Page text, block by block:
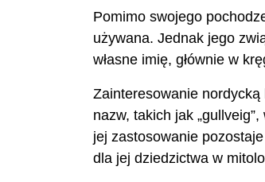
Pomimo swojego
używana. Jednak jego
własne imię, głównie w
Zainteresowanie nordycką
nazw, takich jak
jej zastosowanie
dla jej dziedzictwa w